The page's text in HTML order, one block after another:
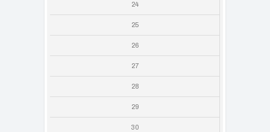
24
25
26
27
28
29
30